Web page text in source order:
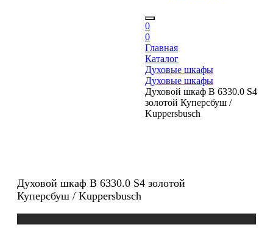
0
0
Главная
Каталог
Духовые шкафы
Духовые шкафы
Духовой шкаф B 6330.0 S4
золотой Куперсбуш /
Kuppersbusch
Духовой шкаф B 6330.0 S4 золотой
Куперсбуш / Kuppersbusch